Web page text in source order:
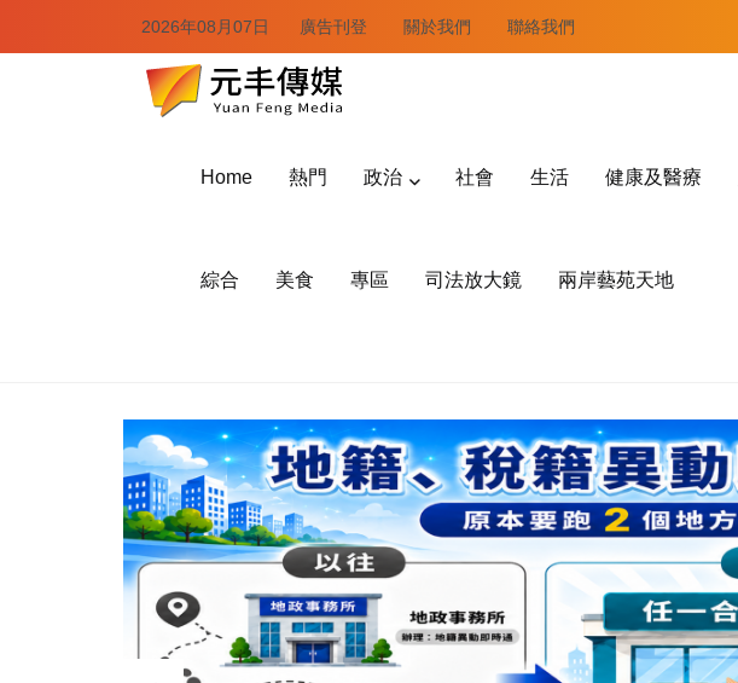
2026年08月07日 廣告刊登 關於我們 聯絡我們
Home 熱門 政治 社會 生活 健康及醫療
綜合 美食 專區 司法放大鏡 兩岸藝苑天地